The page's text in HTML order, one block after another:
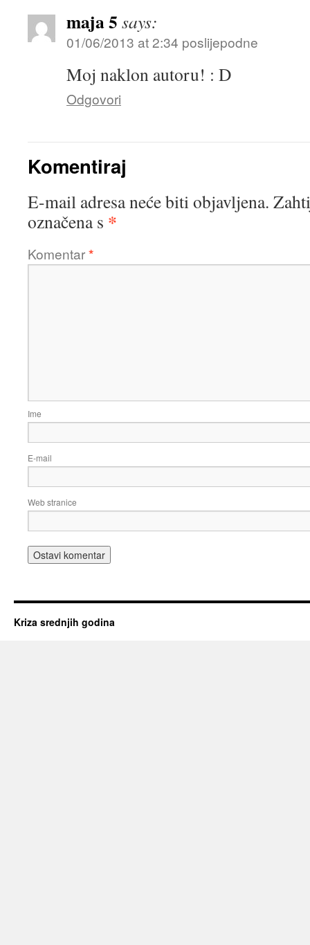
maja 5 says:
01/06/2013 at 2:34 poslijepodne
Moj naklon autoru! : D
Odgovori
Komentiraj
E-mail adresa neće biti objavljena.
označena s *
Komentar*
Ime
E-mail
Web stranice
Kriza srednjih godina